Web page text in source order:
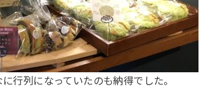
行列になっていたのも納得でした。